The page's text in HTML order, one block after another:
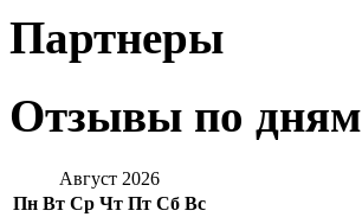
Партнеры
Отзывы по дням
Август 2026
Пн Вт Ср Чт Пт Сб Вс